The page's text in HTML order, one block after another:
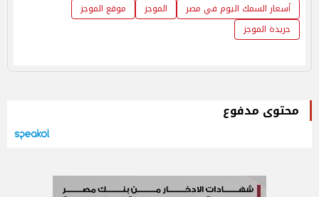
أسعار السمك اليوم في مصر
الموجز
موقع الموجز
جريدة الموجز
محتوى مدفوع